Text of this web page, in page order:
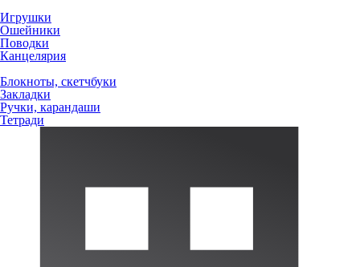
Игрушки
Ошейники
Поводки
Канцелярия
Блокноты, скетчбуки
Закладки
Ручки, карандаши
Тетради